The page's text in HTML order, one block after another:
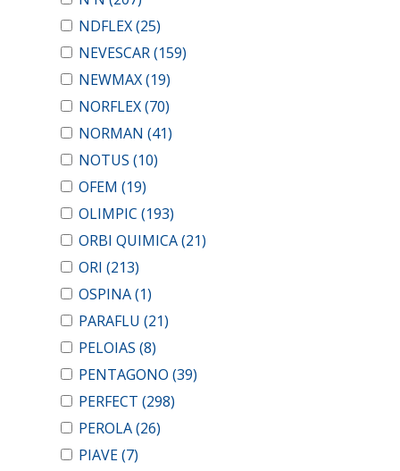
NDFLEX(25)
NEVESCAR(159)
NEWMAX(19)
NORFLEX(70)
NORMAN (41)
NOTUS (10)
OFEM (19)
OLIMPIC (193)
ORBI QUIMICA(21)
ORI (213)
OSPINA(1)
PARAFLU (21)
PELOIAS (8)
PENTAGONO (39)
PERFECT (298)
PEROLA(26)
PIAVE(7)